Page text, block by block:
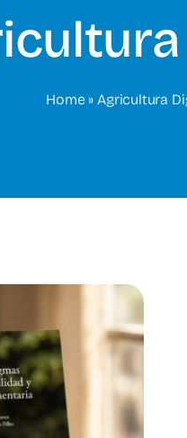
Home »Agricultura